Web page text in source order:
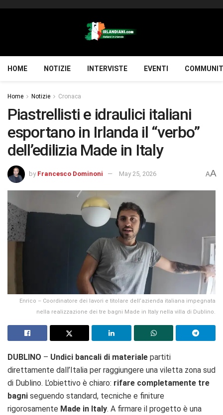
HOME NOTIZIE INTERVISTE EVENTI
Home Notizie Cronaca
Piastrellisti e idraulici italiani
esportano in Irlanda il “verbo”
dell’edilizia Made in Italy
by Francesco Dominoni May 25, 2026 AA
Enrico – Coordinatore dei lavori e titolare dell’azienda italiana impegnata
nella realizzazione dei tre bagni Made in Italy nella villa di Dublino.
DUBLINO – Undici bancali di materiale partiti
direttamente dall’Italia per raggiungere una viletta zona sud
di Dublino. L’obiettivo è chiaro: rifare completamente tre
bagni seguendo standard, tecniche e finiture
rigorosamente Made in Italy. A firmare il progetto è una